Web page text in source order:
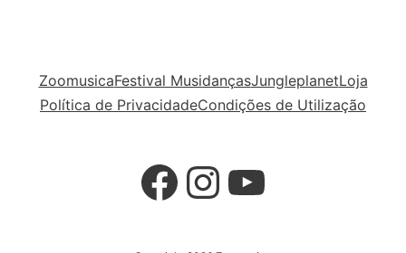
ZoomusicaFestival MusidançasJungleplanetLoja
Política de PrivacidadeCondições de Utilização
Facebook
Instagram
YouTube